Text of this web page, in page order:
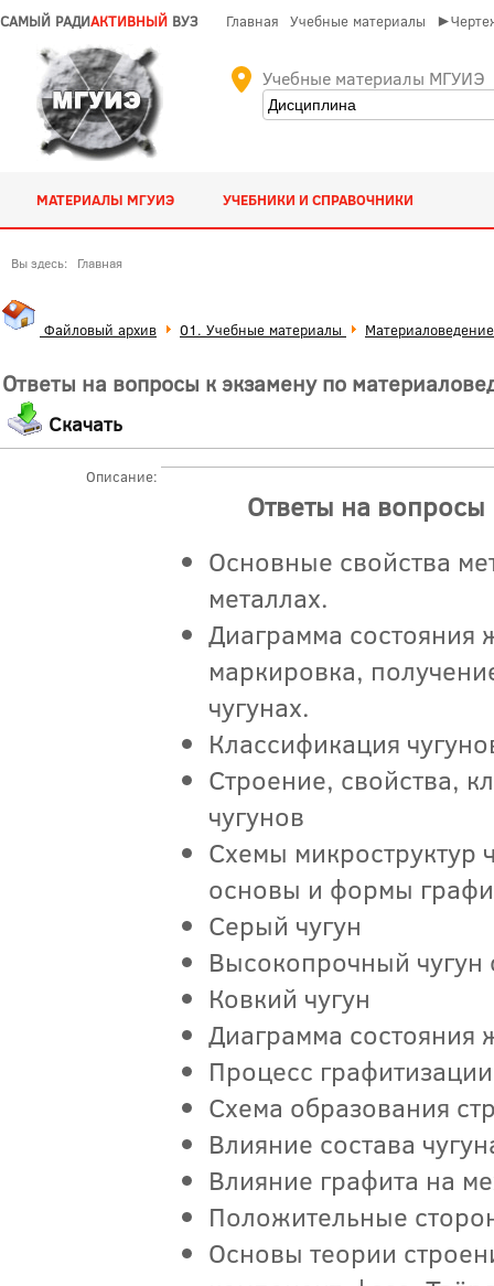
САМЫЙ РАДИАКТИВНЫЙ ВУЗ Главная Учебные материалы
Учебные материалы МГУИЭ
МАТЕРИАЛЫ МГУИЭ УЧЕБНИКИ И СПРАВОЧНИКИ
Вы здесь: Главная
Файловый архив 01. Учебные материалы Материаловедение
Ответы на вопросы к экзамену по
Скачать
Описание:
Ответы на
Основные свойства
металлах.
Диаграмма состояния
маркировка,
чугунах.
Классификация
Строение, свойства,
чугунов
Схемы микроструктур
основы и формы
Серый чугун
Высокопрочный
Ковкий чугун
Диаграмма состояния
Процесс графитизации
Схема образования
Влияние состава
Влияние графита на
Положительные
Основы теории